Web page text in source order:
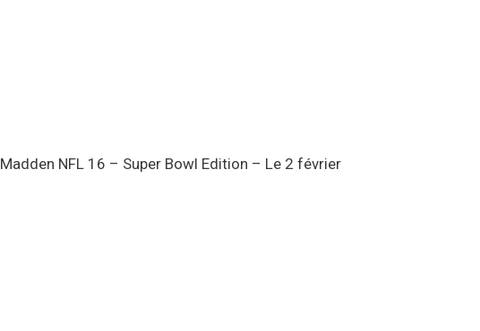
Madden NFL 16 – Super Bowl Edition – Le 2 février